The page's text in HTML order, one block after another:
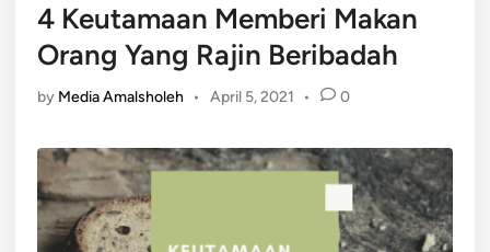
4 Keutamaan Memberi Makan
Orang Yang Rajin Beribadah
by Media Amalsholeh • April 5, 2021 • 0